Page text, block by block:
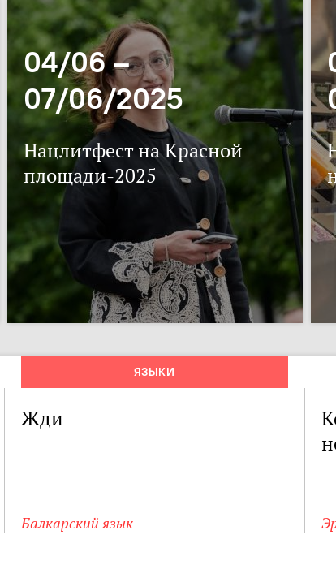
04/06 –
07/06/2025
Нацлитфест на Красной
площади-2025
ЯЗЫКИ
Жди
Балкарский язык